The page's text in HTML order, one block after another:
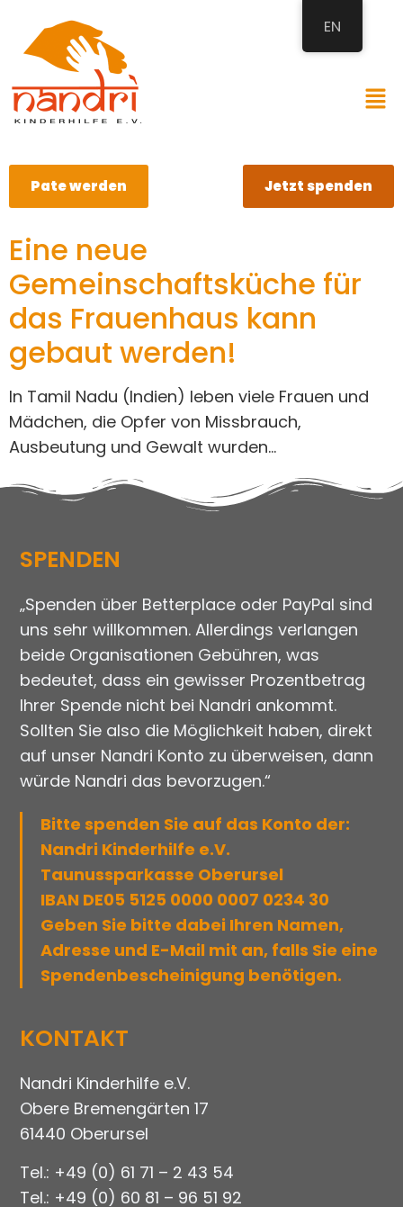
Pate werden Jetzt spenden
Eine neue
Gemeinschaftsküche für
das Frauenhaus kann
gebaut werden!
In Tamil Nadu (Indien) leben viele Frauen und
Mädchen, die Opfer von Missbrauch,
Ausbeutung und Gewalt wurden…
SPENDEN
„Spenden über Betterplace oder PayPal sind
uns sehr willkommen. Allerdings verlangen
beide Organisationen Gebühren, was
bedeutet, dass ein gewisser Prozentbetrag
Ihrer Spende nicht bei Nandri ankommt.
Sollten Sie also die Möglichkeit haben, direkt
auf unser Nandri Konto zu überweisen, dann
würde Nandri das bevorzugen.“
Bitte spenden Sie auf das Konto der:
Nandri Kinderhilfe e.V.
Taunussparkasse Oberursel
IBAN DE05 5125 0000 0007 0234 30
Geben Sie bitte dabei Ihren Namen,
Adresse und E-Mail mit an, falls Sie eine
Spendenbescheinigung benötigen.
KONTAKT
Nandri Kinderhilfe e.V.
Obere Bremengärten 17
61440 Oberursel
Tel.: +49 (0) 61 71 – 2 43 54
Tel.: +49 (0) 60 81 – 96 51 92
EN